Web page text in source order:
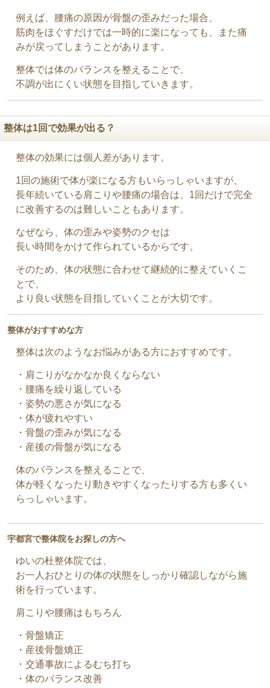
例えば、腰痛の原因が骨盤の歪みだった場合、
筋肉をほぐすだけでは一時的に楽になっても、また痛
みが戻ってしまうことがあります。
整体では体のバランスを整えることで、
不調が出にくい状態を目指していきます。
整体は1回で効果が出る？
整体の効果には個人差があります。
1回の施術で体が楽になる方もいらっしゃいますが、
長年続いている肩こりや腰痛の場合は、1回だけで完全
に改善するのは難しいこともあります。
なぜなら、体の歪みや姿勢のクセは
長い時間をかけて作られているからです。
そのため、体の状態に合わせて継続的に整えていくこ
とで、
より良い状態を目指していくことが大切です。
整体がおすすめな方
整体は次のようなお悩みがある方におすすめです。
・肩こりがなかなか良くならない
・腰痛を繰り返している
・姿勢の悪さが気になる
・体が疲れやすい
・骨盤の歪みが気になる
・産後の骨盤が気になる
体のバランスを整えることで、
体が軽くなったり動きやすくなったりする方も多くい
らっしゃいます。
宇都宮で整体院をお探しの方へ
ゆいの杜整体院では、
お一人おひとりの体の状態をしっかり確認しながら施
術を行っています。
肩こりや腰痛はもちろん
・骨盤矯正
・産後骨盤矯正
・交通事故によるむち打ち
・体のバランス改善